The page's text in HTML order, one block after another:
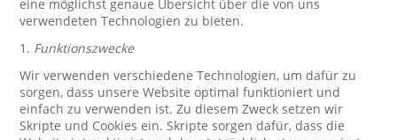
eine möglichst genaue Übersicht über die von uns
verwendeten Technologien zu bieten.
1. Funktionszwecke
Wir verwenden verschiedene Technologien, um dafür zu
sorgen, dass unsere Website optimal funktioniert und
einfach zu verwenden ist. Zu diesem Zweck setzen wir
Skripte und Cookies ein. Skripte sorgen dafür, dass die